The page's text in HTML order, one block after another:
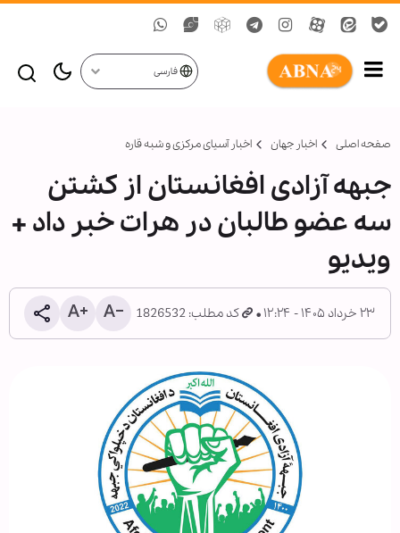
فارسی
صفحه اصلی اخبار جهان اخبار آسیای مرکزی و شبه قاره
جبهه آزادی افغانستان از کشتن
سه عضو طالبان در هرات خبر داد +
ویدیو
۲۳ خرداد ۱۴۰۵ - ۱۲:۲۴ کد مطلب: 1826532